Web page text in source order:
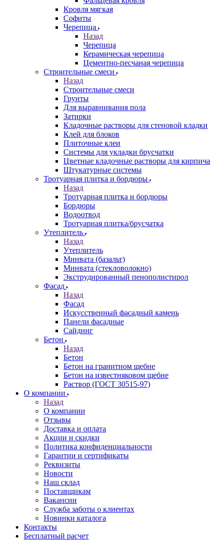
Кровля мягкая
Софиты
Черепица
Назад
Черепица
Керамическая черепица
Цементно-песчаная черепица
Строительные смеси
Назад
Строительные смеси
Грунты
Для выравнивания пола
Затирки
Кладочные растворы для стеновой кладки
Клей для блоков
Плиточные клеи
Системы для укладки брусчатки
Цветные кладочные растворы для кирпича
Штукатурные системы
Тротуарная плитка и бордюры
Назад
Тротуарная плитка и бордюры
Бордюры
Водоотвод
Тротуарная плитка/брусчатка
Утеплитель
Назад
Утеплитель
Минвата (базальт)
Минвата (стекловолокно)
Экструдированный пенополистирол
Фасад
Назад
Фасад
Искусственный фасадный камень
Панели фасадные
Сайдинг
Бетон
Назад
Бетон
Бетон на гранитном щебне
Бетон на известняковом щебне
Раствор (ГОСТ 30515-97)
О компании
Назад
О компании
Отзывы
Доставка и оплата
Акции и скидки
Политика конфиденциальности
Гарантии и сертификаты
Реквизиты
Новости
Наш склад
Поставщикам
Вакансии
Служба заботы о клиентах
Новинки каталога
Контакты
Бесплатный расчет